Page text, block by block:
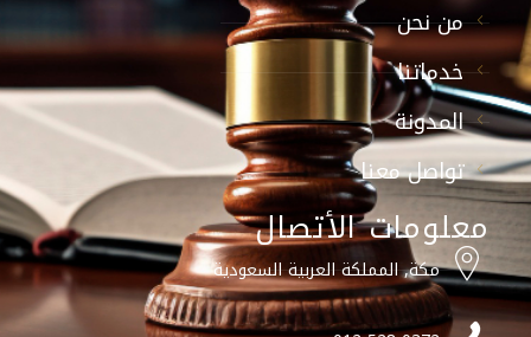
من نحن
خدماتنا
المدونة
تواصل معنا
معلومات الأتصال
مكة, المملكة العربية السعودية